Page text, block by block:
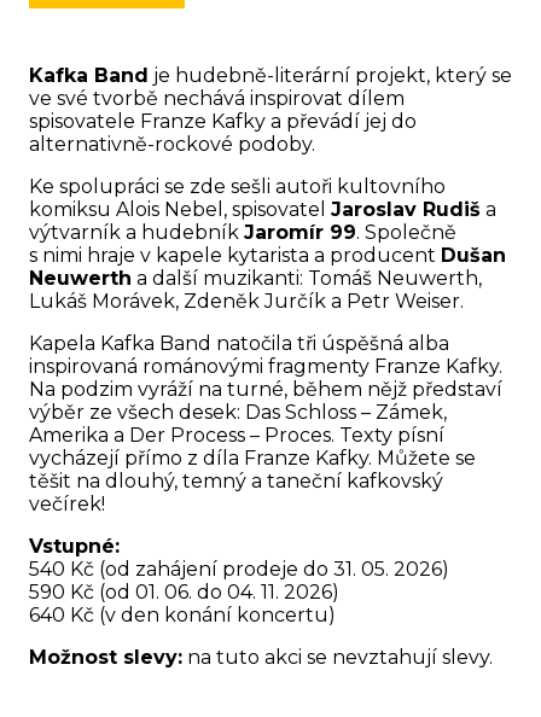
Kafka Band je hudebně-literární projekt, který se
ve své tvorbě nechává inspirovat dílem
spisovatele Franze Kafky a převádí jej do
alternativně-rockové podoby.
Ke spolupráci se zde sešli autoři kultovního
komiksu Alois Nebel, spisovatel Jaroslav Rudiš a
výtvarník a hudebník Jaromír 99. Společně
s nimi hraje v kapele kytarista a producent Dušan
Neuwerth a další muzikanti: Tomáš Neuwerth,
Lukáš Morávek, Zdeněk Jurčík a Petr Weiser.
Kapela Kafka Band natočila tři úspěšná alba
inspirovaná románovými fragmenty Franze Kafky.
Na podzim vyráží na turné, během nějž představí
výběr ze všech desek: Das Schloss – Zámek,
Amerika a Der Process – Proces. Texty písní
vycházejí přímo z díla Franze Kafky. Můžete se
těšit na dlouhý, temný a taneční kafkovský
večírek!
Vstupné:
540 Kč (od zahájení prodeje do 31. 05. 2026)
590 Kč (od 01. 06. do 04. 11. 2026)
640 Kč (v den konání koncertu)
Možnost slevy: na tuto akci se nevztahují slevy.